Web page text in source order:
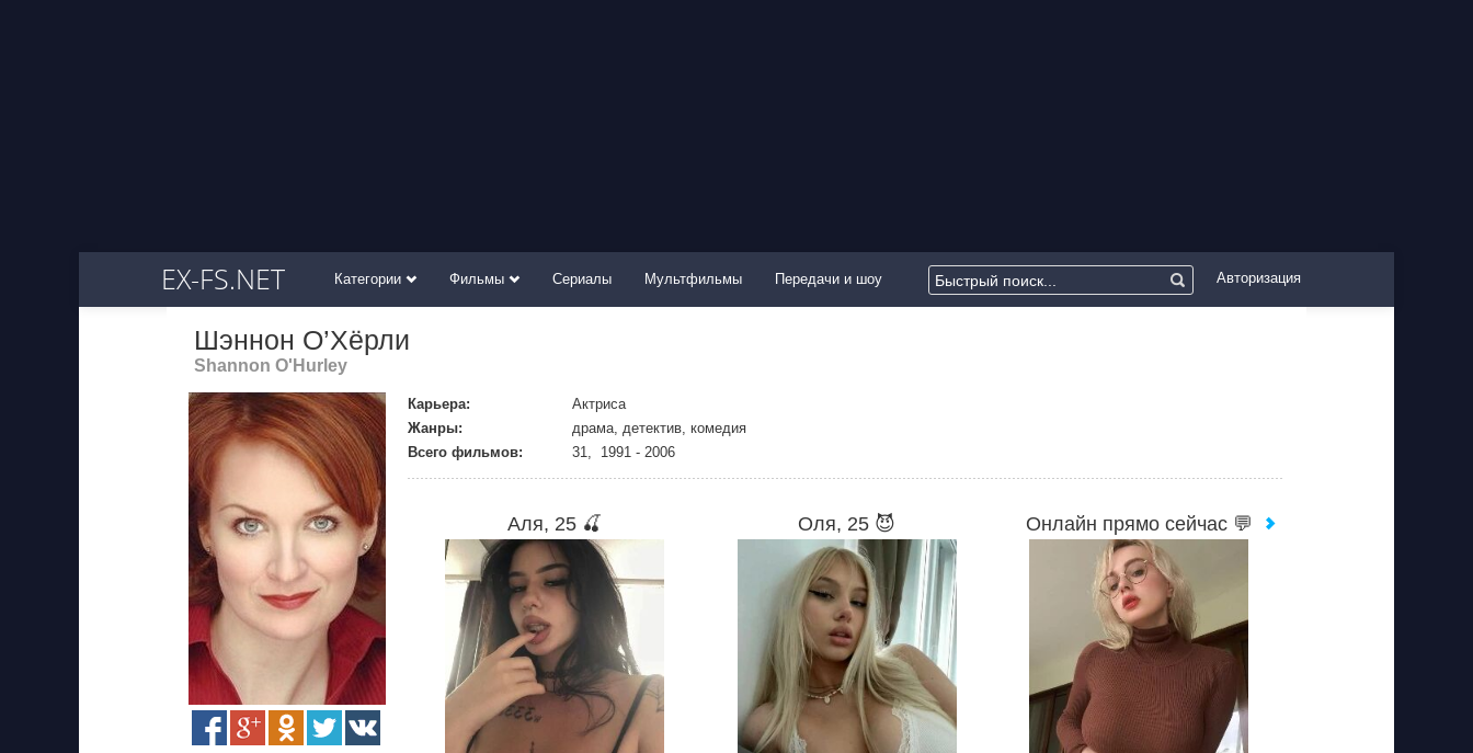
EX-FS.NET Категории Фильмы Сериалы Мультфильмы Передачи и шоу Авторизация
Шэннон О’Хёрли
Shannon O'Hurley
Карьера:
Актриса
Жанры:
драма, детектив, комедия
Всего фильмов:
31, 1991 - 2006
Аля, 25 🍒 Оля, 25 😈 Онлайн прямо сейчас 💬